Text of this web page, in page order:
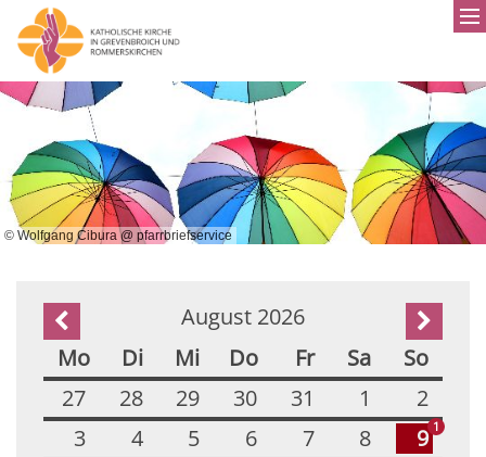
© Wolfgang Cibura @ pfarrbriefservice
Vorherige SeiteAugust 2026
Mo Di Mi Do Fr Sa
So
27
28 29 30 31 1
2
3
4 5 6 7 8 9 1